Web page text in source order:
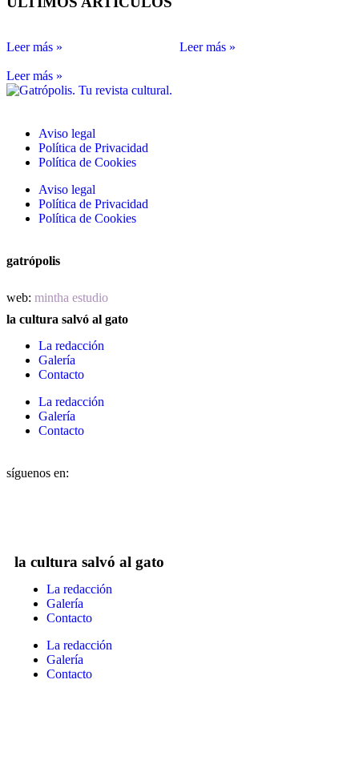
Leer más » Leer más »
Leer más »
Aviso legal
Política de Privacidad
Política de Cookies
Aviso legal
Política de Privacidad
Política de Cookies
gatrópolis
web: mintha estudio
la cultura salvó al gato
La redacción
Galería
Contacto
La redacción
Galería
Contacto
síguenos en:
la cultura salvó al gato
La redacción
Galería
Contacto
La redacción
Galería
Contacto